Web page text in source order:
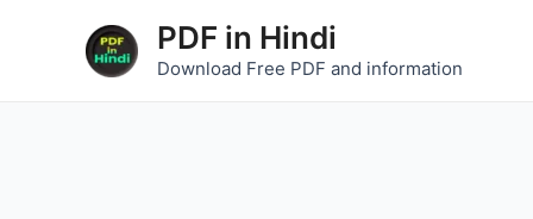
PDF in Hindi
Download Free PDF and information
navigation